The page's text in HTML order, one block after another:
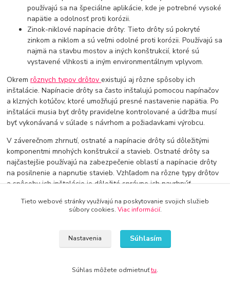
používajú sa na špeciálne aplikácie, kde je potrebné vysoké
napätie a odolnosť proti korózii.
Zinok-niklové napínacie drôty: Tieto drôty sú pokryté
zinkom a niklom a sú veľmi odolné proti korózii. Používajú sa
najmä na stavbu mostov a iných konštrukcií, ktoré sú
vystavené vlhkosti a iným environmentálnym vplyvom.
Okremrôznych typov drôtovexistujú aj rôzne spôsoby ich
inštalácie. Napínacie drôty sa často inštalujú pomocou napínačov
a klzných kotúčov, ktoré umožňujú presné nastavenie napätia. Po
inštalácii musia byť drôty pravidelne kontrolované a údržba musí
byť vykonávaná v súlade s návrhom a požiadavkami výrobcu.
V záverečnom zhrnutí, ostnaté a napínacie drôty sú dôležitými
komponentmi mnohých konštrukcií a stavieb. Ostnaté drôty sa
najčastejšie používajú na zabezpečenie oblastí a napínacie drôty
na posilnenie a napnutie stavieb. Vzhľadom na rôzne typy drôtov
a spôsoby ich inštalácie je dôležité správne ich navrhnúť,
bezpečne.
Tieto webové stránky využívajú na poskytovanie svojich služieb
súbory cookies. Viac informácií.
Nastavenia Súhlasím
Súhlas môžete odmietnuťtu.